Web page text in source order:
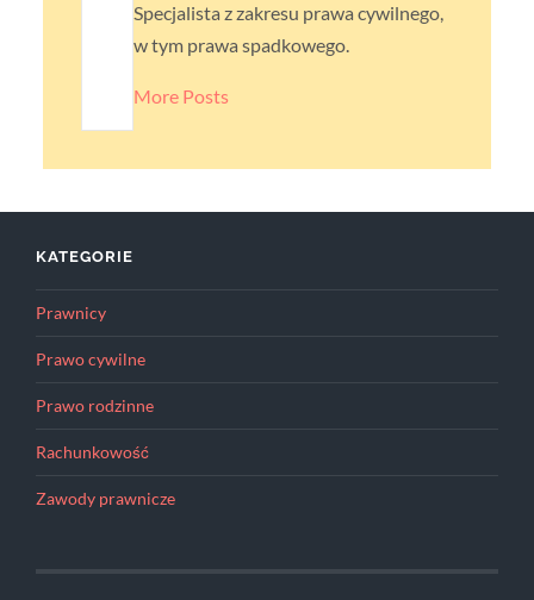
Specjalista z zakresu prawa cywilnego,
w tym prawa spadkowego.
More Posts
KATEGORIE
Prawnicy
Prawo cywilne
Prawo rodzinne
Rachunkowość
Zawody prawnicze